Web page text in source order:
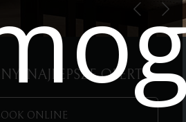
NAJLEPSZE OFERTY.
ONLINE